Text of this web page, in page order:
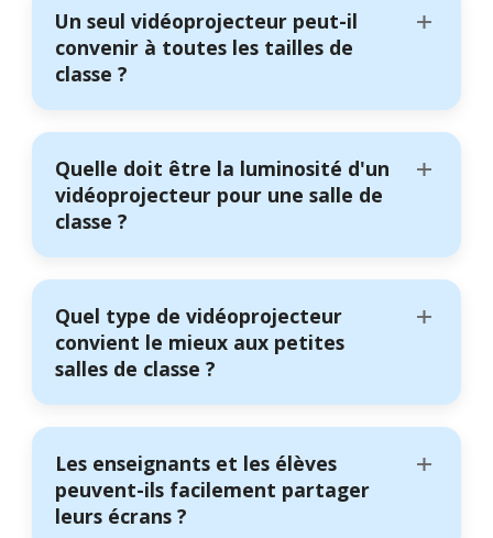
Un seul vidéoprojecteur peut-il
convenir à toutes les tailles de
classe ?
Quelle doit être la luminosité d'un
vidéoprojecteur pour une salle de
classe ?
Quel type de vidéoprojecteur
convient le mieux aux petites
salles de classe ?
Les enseignants et les élèves
peuvent-ils facilement partager
leurs écrans ?